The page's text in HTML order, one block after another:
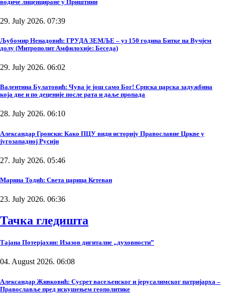
водиче лиценциране у Приштини
29. July 2026. 07:39
Љубомир Ненадовић: ГРУДА ЗЕМЉЕ – уз 150 година Битке на Вучјем
долу (Митрополит Амфилохије: Беседа)
29. July 2026. 06:02
Валентина Булатовић: Чува је још само Бог! Српска царска задужбина
која две и по деценије после рата и даље пропада
28. July 2026. 06:10
Александар Гронски: Како ПЦУ види историју Православне Цркве у
југозападној Русији
27. July 2026. 05:46
Марина Тодић: Света царица Кетеван
23. July 2026. 06:36
Тачка гледишта
Тајана Потерјахин: Изазов дигиталне „духовности”
04. August 2026. 06:08
Александар Живковић: Сусрет васељенског и јерусалимског патријарха –
Православље пред искушењем геополитике